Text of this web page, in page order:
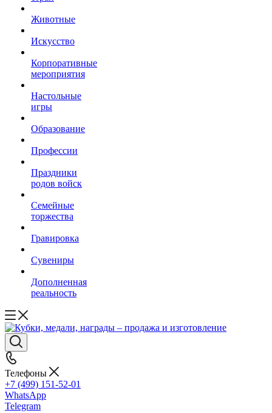
Животные
Искусство
Корпоративные
мероприятия
Настольные
игры
Образование
Профессии
Праздники
родов войск
Семейные
торжества
Гравировка
Сувениры
Дополненная
реальность
Телефоны
+7 (499) 151-52-01
WhatsApp
Telegram